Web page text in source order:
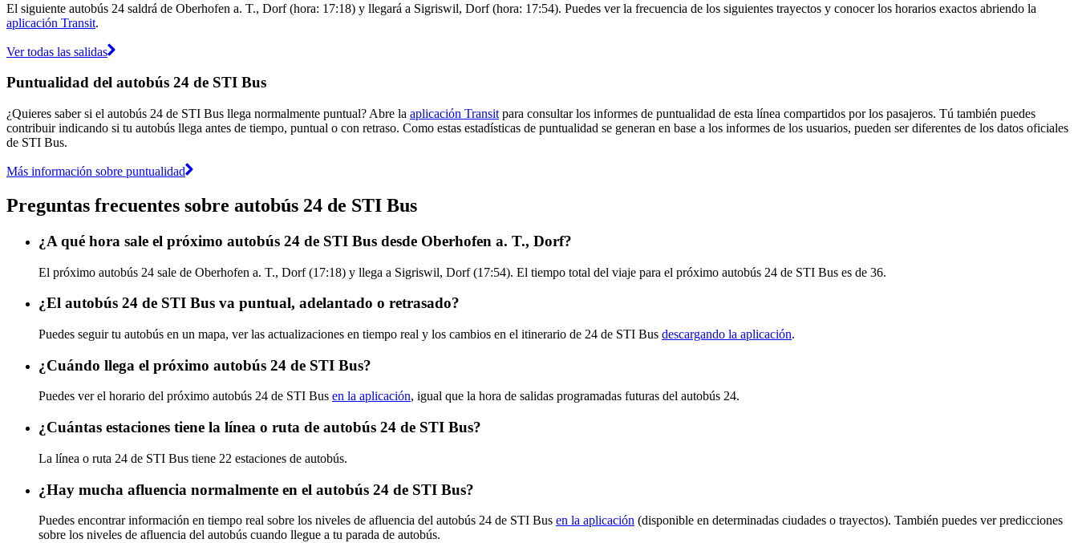
El siguiente autobús 24 saldrá de Oberhofen a. T., Dorf (hora: 17:18) y llegará a Sigriswil, Dorf (hora: 17:54). Puedes ver la frecuencia de los siguientes trayectos y conocer los horarios exactos abriendo la
aplicación Transit.
Ver todas las salidas
Puntualidad del autobús 24 de STI Bus
¿Quieres saber si el autobús 24 de STI Bus llega normalmente puntual? Abre la aplicación Transit para consultar los informes de puntualidad de esta línea compartidos por los pasajeros. Tú también puedes
contribuir indicando si tu autobús llega antes de tiempo, puntual o con retraso. Como estas estadísticas de puntualidad se generan en base a los informes de los usuarios, pueden ser diferentes de los datos oficiales
de STI Bus.
Más información sobre puntualidad
Preguntas frecuentes sobre autobús 24 de STI Bus
¿A qué hora sale el próximo autobús 24 de STI Bus desde Oberhofen a. T., Dorf?
El próximo autobús 24 sale de Oberhofen a. T., Dorf (17:18) y llega a Sigriswil, Dorf (17:54). El tiempo total del viaje para el próximo autobús 24 de STI Bus es de 36.
¿El autobús 24 de STI Bus va puntual, adelantado o retrasado?
Puedes seguir tu autobús en un mapa, ver las actualizaciones en tiempo real y los cambios en el itinerario de 24 de STI Bus descargando la aplicación.
¿Cuándo llega el próximo autobús 24 de STI Bus?
Puedes ver el horario del próximo autobús 24 de STI Bus en la aplicación, igual que la hora de salidas programadas futuras del autobús 24.
¿Cuántas estaciones tiene la línea o ruta de autobús 24 de STI Bus?
La línea o ruta 24 de STI Bus tiene 22 estaciones de autobús.
¿Hay mucha afluencia normalmente en el autobús 24 de STI Bus?
Puedes encontrar información en tiempo real sobre los niveles de afluencia del autobús 24 de STI Bus en la aplicación (disponible en determinadas ciudades o trayectos). También puedes ver predicciones
sobre los niveles de afluencia del autobús cuando llegue a tu parada de autobús.